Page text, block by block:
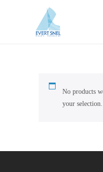
No products
your selection.